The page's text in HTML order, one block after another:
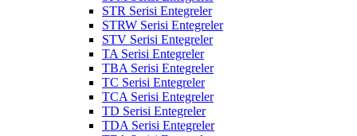
STR Serisi Entegreler
STRW Serisi Entegreler
STV Serisi Entegreler
TA Serisi Entegreler
TBA Serisi Entegreler
TC Serisi Entegreler
TCA Serisi Entegreler
TD Serisi Entegreler
TDA Serisi Entegreler